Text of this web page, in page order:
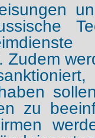
Zudem
zu